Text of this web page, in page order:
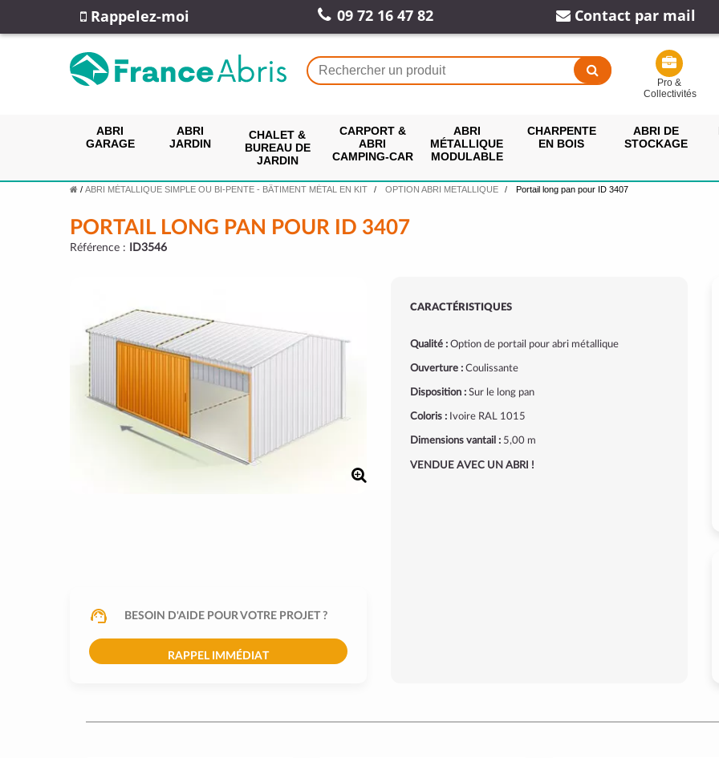
Rappelez-moi 09 72 16 47 82 Contact par mail
Pro &
Collectivités
ABRI
GARAGE
ABRI
JARDIN
CHALET &
BUREAU DE
JARDIN
CARPORT &
ABRI
CAMPING-CAR
ABRI
MÉTALLIQUE
MODULABLE
CHARPENTE
EN BOIS
ABRI DE
STOCKAGE
/ ABRI MÉTALLIQUE SIMPLE OU BI-PENTE - BÂTIMENT MÉTAL EN KIT OPTION ABRI METALLIQUE Portail long pan pour ID 3407
PORTAIL LONG PAN POUR ID 3407
Référence : ID3546
BESOIN D'AIDE POUR VOTRE PROJET ?
RAPPEL IMMÉDIAT
CARACTÉRISTIQUES
Qualité :Option de portail pour abri métallique
Ouverture :Coulissante
Disposition :Sur le long pan
Coloris :Ivoire RAL 1015
Dimensions vantail :5,00 m
VENDUE AVEC UN ABRI !